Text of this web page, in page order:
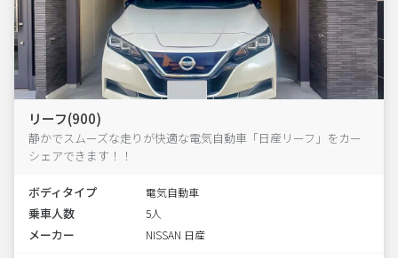
リーフ(900)
静かでスムーズな走りが快適な電気自動車「日産リーフ」をカー
シェアできます！！
ボディタイプ 電気自動車
乗車人数 5人
メーカー NISSAN 日産